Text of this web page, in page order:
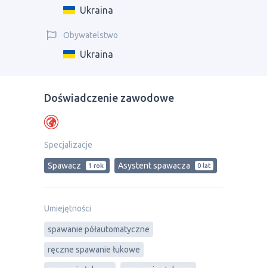
Ukraina
Obywatelstwo
Ukraina
Doświadczenie zawodowe
Specjalizacje
Spawacz 1 rok Asystent spawacza 0 lat
Umiejętności
spawanie półautomatyczne
ręczne spawanie łukowe